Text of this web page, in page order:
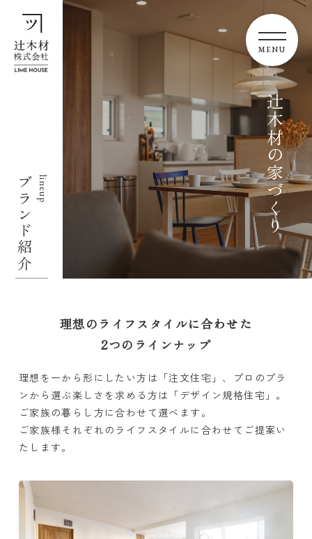
辻木材の家づくり
lineup
ブランド紹介
理想のライフスタイルに合わせた
2つのラインナップ
理想を一から形にしたい方は「注文住宅」、プロのプラ
ンから選ぶ楽しさを求める方は「デザイン規格住宅」。
ご家族の暮らし方に合わせて選べます。
ご家族様それぞれのライフスタイルに合わせてご提案い
たします。